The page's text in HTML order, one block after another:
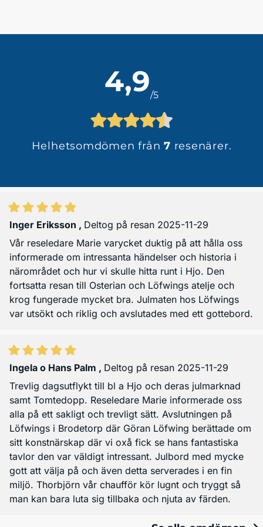
4,9/5
Helhetsomdömen från7 resenärer.
Inger Eriksson , Deltog på resan 2025-11-29
Vår reseledare Marie varycket duktig på att hålla oss
informerade om intressanta händelser och historia i
närområdet och hur vi skulle hitta runt i Hjo. Den
fortsatta resan till Osterian och Löfwings atelje och
krog fungerade mycket bra. Julmaten hos Löfwings
var utsökt och riklig och avslutades med ett gottebord.
Ingela o Hans Palm , Deltog på resan 2025-11-29
Trevlig dagsutflykt till bl a Hjo och deras julmarknad
samt Tomtedopp. Reseledare Marie informerade oss
alla på ett sakligt och trevligt sätt. Avslutningen på
Löfwings i Brodetorp där Göran Löfwing berättade om
sitt konstnärskap där vi oxå fick se hans fantastiska
tavlor den var väldigt intressant. Julbord med mycke
gott att välja på och även detta serverades i en fin
miljö. Thorbjörn vår chaufför kör lugnt och tryggt så
man kan bara luta sig tillbaka och njuta av färden.